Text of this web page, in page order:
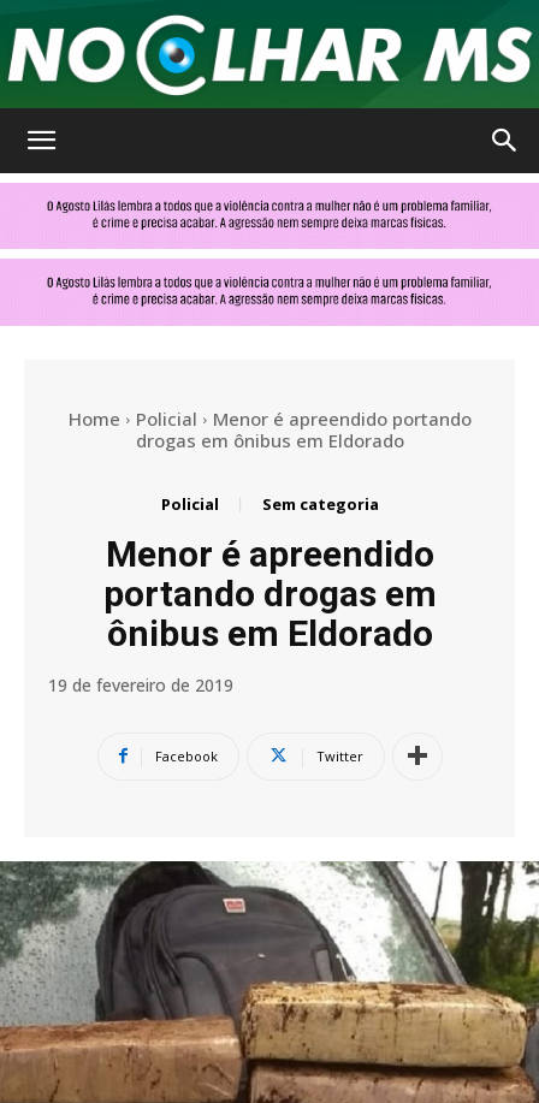
Home Policial
Menor é apreendido portando
drogas em ônibus em Eldorado
Policial Sem categoria
Menor é apreendido
portando drogas em
ônibus em Eldorado
19 de fevereiro de 2019
Facebook Twitter